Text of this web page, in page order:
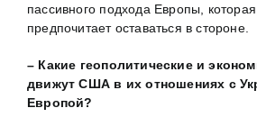
пассивного подхода Европы,
предпочитает оставаться в стороне.
– Какие геополитические и
движут США в их отношениях с
Европой?